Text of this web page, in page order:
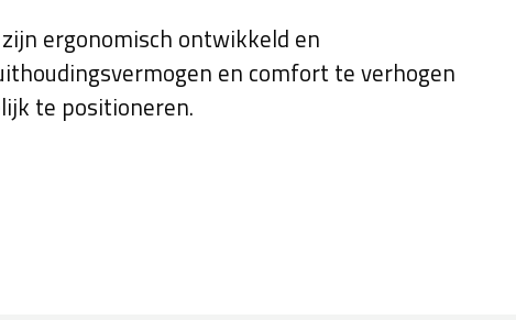
ergonomisch ontwikkeld en
en comfort te verhogen
te positioneren.